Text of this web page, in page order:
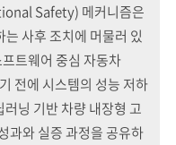
Safety) 메커니즘은
는 사후 조치에 머물러 있
트웨어 중심 자동차
전에 시스템의 성능 저하
닝 기반 차량 내장형 고
와 실증 과정을 공유하